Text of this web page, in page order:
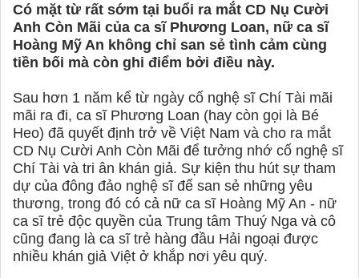
Có mặt từ rất sớm tại buổi ra mắt CD Nụ Cười
Anh Còn Mãi của ca sĩ Phương Loan, nữ ca sĩ
Hoàng Mỹ An không chỉ san sẻ tình cảm cùng
tiền bối mà còn ghi điểm bởi điều này.
Sau hơn 1 năm kể từ ngày cố nghệ sĩ Chí Tài mãi
mãi ra đi, ca sĩ Phương Loan (hay còn gọi là Bé
Heo) đã quyết định trở về Việt Nam và cho ra mắt
CD Nụ Cười Anh Còn Mãi để tưởng nhớ cố nghệ sĩ
Chí Tài và tri ân khán giả. Sự kiện thu hút sự tham
dự của đông đảo nghệ sĩ để san sẻ những yêu
thương, trong đó có cả nữ ca sĩ Hoàng Mỹ An - nữ
ca sĩ trẻ độc quyền của Trung tâm Thuý Nga và cô
cũng đang là ca sĩ trẻ hàng đầu Hải ngoại được
nhiều khán giả Việt ở khắp nơi yêu quý.